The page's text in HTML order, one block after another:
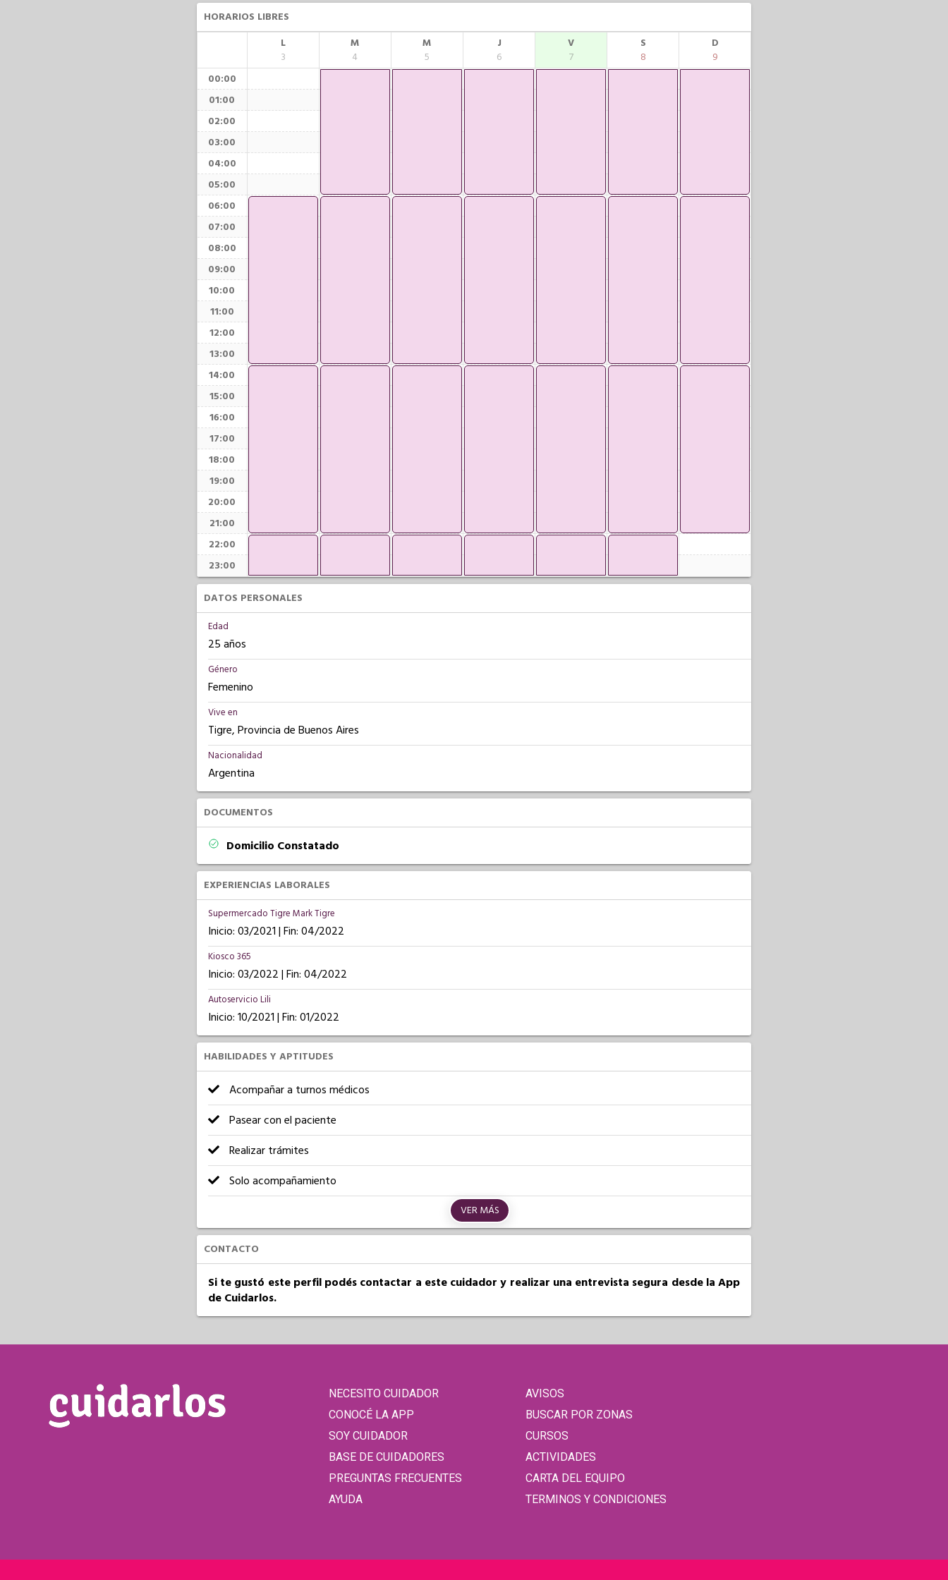
HORARIOS LIBRES
L
3
M
4
M
5
J
6
V
7
S
8
D
9
00:00
01:00
02:00
03:00
04:00
05:00
06:00
07:00
08:00
09:00
10:00
11:00
12:00
13:00
14:00
15:00
16:00
17:00
18:00
19:00
20:00
21:00
22:00
23:00
DATOS PERSONALES
Edad
25 años
Género
Femenino
Vive en
Tigre, Provincia de Buenos Aires
Nacionalidad
Argentina
DOCUMENTOS
Domicilio Constatado
EXPERIENCIAS LABORALES
Supermercado Tigre Mark Tigre
Inicio: 03/2021 | Fin: 04/2022
Kiosco 365
Inicio: 03/2022 | Fin: 04/2022
Autoservicio Lili
Inicio: 10/2021 | Fin: 01/2022
HABILIDADES Y APTITUDES
Acompañar a turnos médicos
Pasear con el paciente
Realizar trámites
Solo acompañamiento
VER MÁS
CONTACTO
Si te gustó este perfil podés contactar a este cuidador y realizar una entrevista segura desde la App
de Cuidarlos.
NECESITO CUIDADOR
CONOCÉ LA APP
SOY CUIDADOR
BASE DE CUIDADORES
PREGUNTAS FRECUENTES
AYUDA
AVISOS
BUSCAR POR ZONAS
CURSOS
ACTIVIDADES
CARTA DEL EQUIPO
TERMINOS Y CONDICIONES